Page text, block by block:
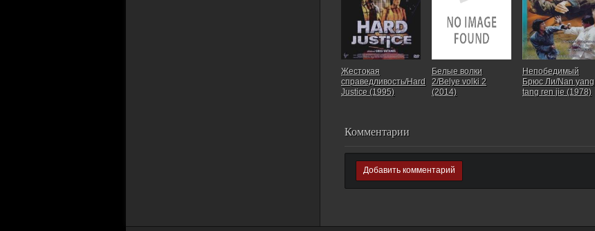
Жестокая
справедливость/Hard
Justice (1995)
Белые волки
2/Belye volki 2
(2014)
Непобедимый
Брюс Ли/Nan yang
tang ren jie (1978)
Комментарии
Добавить комментарий